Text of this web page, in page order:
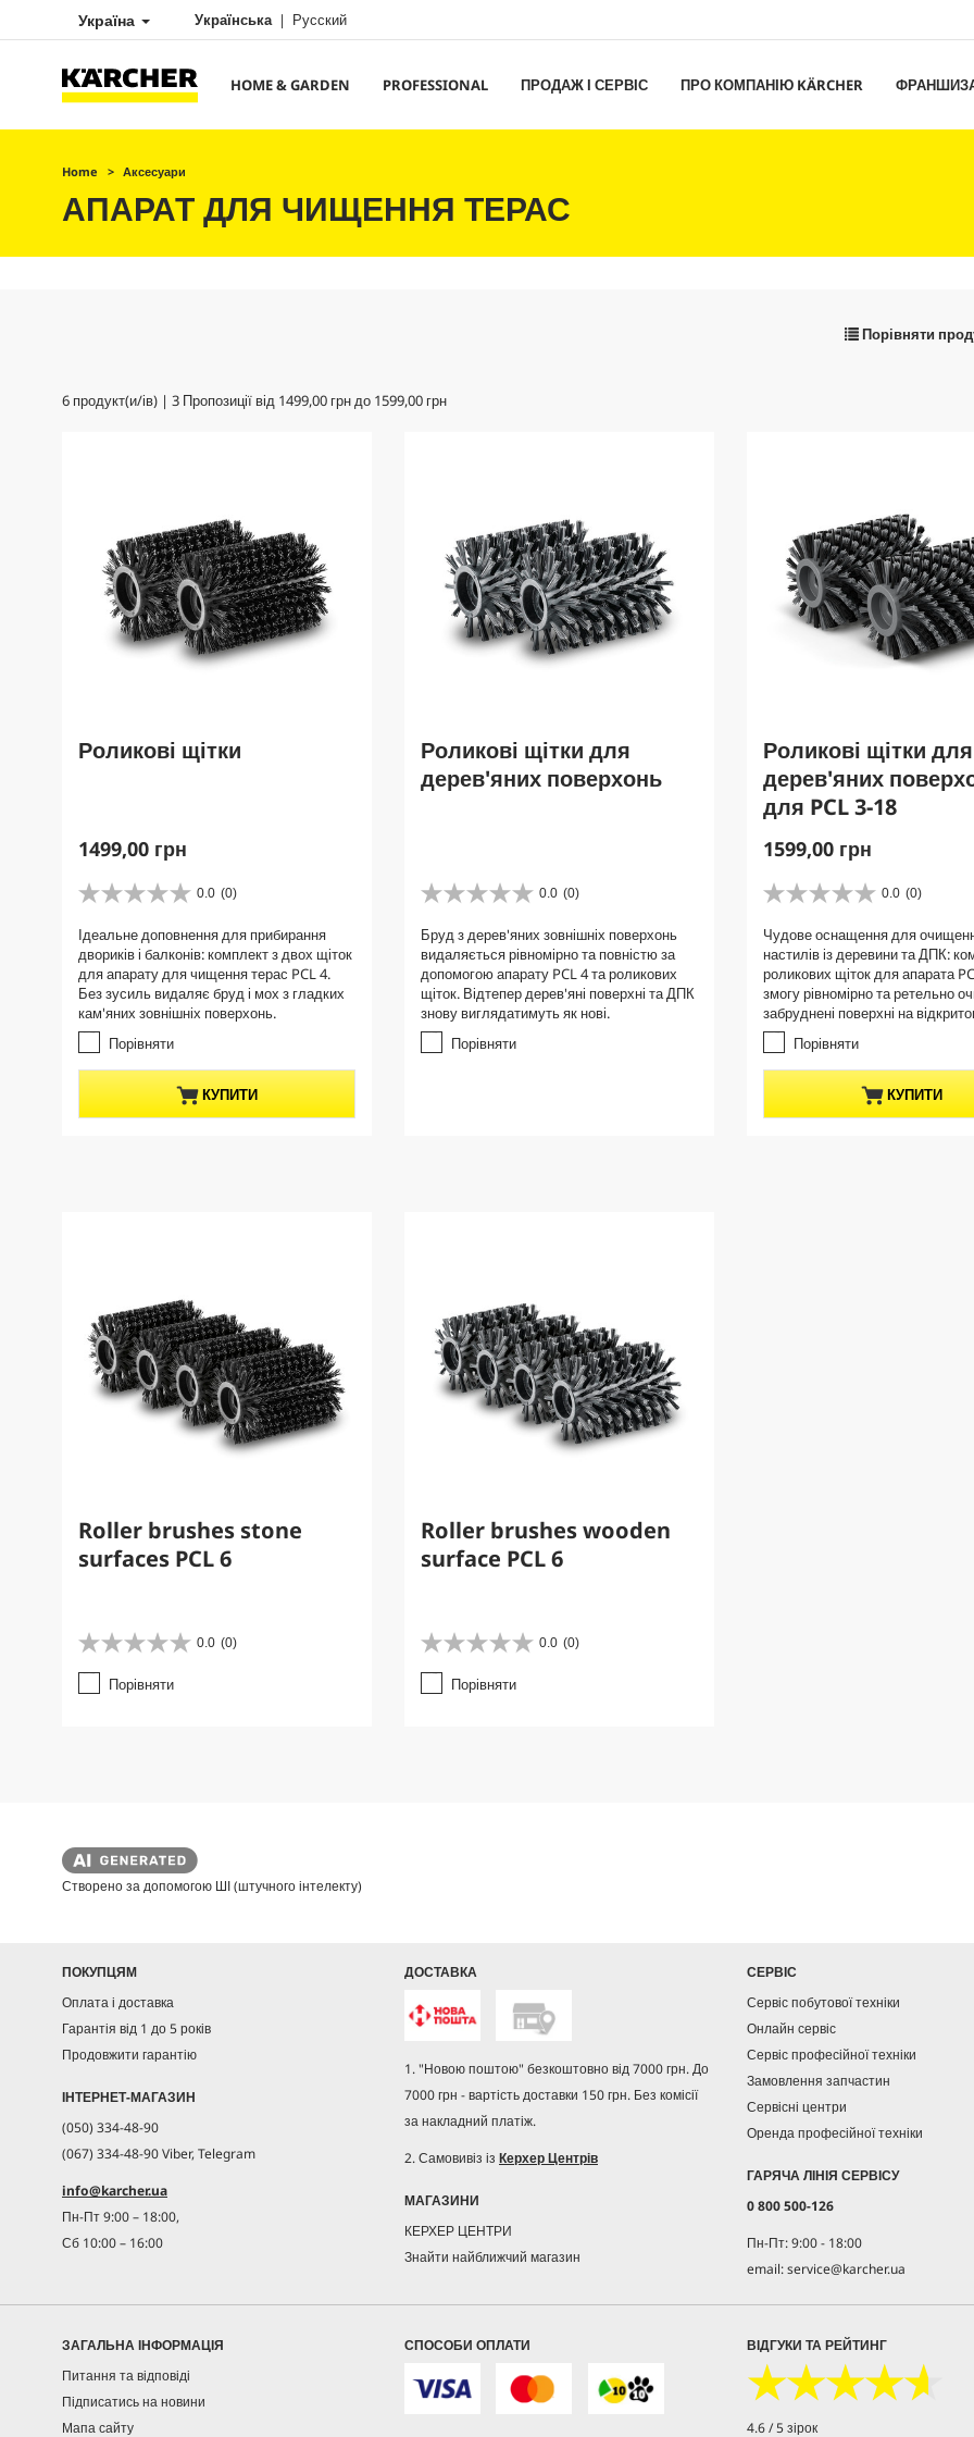
Україна Українська Русский
HOME & GARDEN PROFESSIONAL ПРОДАЖ І СЕРВІС ПРО КОМПАНІЮ KÄRCHER
Home Аксесуари
АПАРАТ ДЛЯ ЧИЩЕННЯ ТЕРАС
Порівняти
6 продукт(и/ів) | 3 Пропозиції від 1499,00 грндо 1599,00 грн
Роликові щітки
C
r
e
n
t
p
r
o
d
u
1499,00 грн
0.0 (0)
0
0
з
5
з
і
о
к
Ідеальне доповнення для прибирання
двориків і балконів: комплект з двох щіток
для апарату для чищення терас PCL 4.
Без зусиль видаляє бруд і мох з гладких
кам'яних зовнішніх поверхонь.
Порівняти
КУПИТИ
Роликові щітки для
дерев'яних поверхонь
0.0 (0)
0
0
з
5
з
і
о
Бруд з дерев'яних зовнішніх поверхонь
видаляється рівномірно та повністю за
допомогою апарату PCL 4 та роликових
щіток. Відтепер дерев'яні поверхні та ДПК
знову виглядатимуть як нові.
Порівняти
Роликові щітки для
дерев'яних
для PCL 3-18
C
r
e
n
t
p
r
o
d
u
1599,00 грн
0.0 (0)
0
0
з
5
з
і
о
к
Чудове оснащення для
настилів із деревини та ДПК:
роликових щіток для апарата
змогу рівномірно та ретельно
забруднені поверхні на
Порівняти
КУПИТИ
Roller brushes stone
surfaces PCL 6
0.0 (0)
0
.
0
.
Порівняти
Roller brushes wooden
surface PCL 6
0.0 (0)
0
.
0
Порівняти
Створено за допомогою ШІ (штучного інтелекту)
ПОКУПЦЯМ
Оплата і доставка
Гарантія від 1 до 5 років
Продовжити гарантію
ІНТЕРНЕТ-МАГАЗИН
(050) 334-48-90
(067) 334-48-90 Viber, Telegram
info@karcher.ua
Пн-Пт 9:00 – 18:00,
Сб 10:00 – 16:00
ДОСТАВКА
1. "Новою поштою" безкоштовно від 7000 грн. До
7000 грн - вартість доставки 150 грн. Без комісії
за накладний платіж.
2. Самовивіз із Керхер Центрів
МАГАЗИНИ
КЕРХЕР ЦЕНТРИ
Знайти найближчий магазин
СЕРВІС
Сервіс побутової техніки
Онлайн сервіс
Сервіс професійної техніки
Замовлення запчастин
Сервісні центри
Оренда професійної техніки
ГАРЯЧА ЛІНІЯ СЕРВІСУ
0 800 500-126
Пн-Пт: 9:00 - 18:00
email: service@karcher.ua
ЗАГАЛЬНА ІНФОРМАЦІЯ
Питання та відповіді
Підписатись на новини
Мапа сайту
СПОСОБИ ОПЛАТИ ВІДГУКИ ТА РЕЙТИНГ
★★★★★
★★★★★
4.6 / 5 зірок